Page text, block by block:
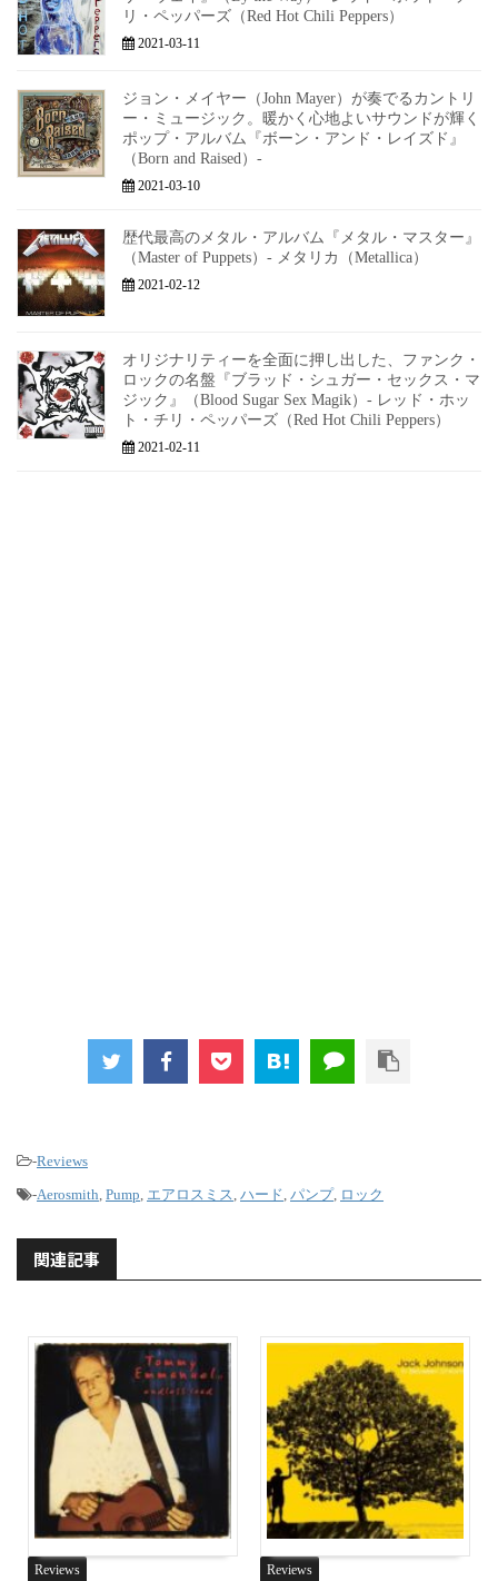
リ・ペッパーズ（Red Hot Chili Peppers）
2021-03-11
ジョン・メイヤー（John Mayer）が奏でるカントリ
ー・ミュージック。暖かく心地よいサウンドが輝く
ポップ・アルバム『ボーン・アンド・レイズド』
（Born and Raised）-
2021-03-10
歴代最高のメタル・アルバム『メタル・マスター』
（Master of Puppets）- メタリカ（Metallica）
2021-02-12
オリジナリティーを全面に押し出した、ファンク・
ロックの名盤『ブラッド・シュガー・セックス・マ
ジック』（Blood Sugar Sex Magik）- レッド・ホッ
ト・チリ・ペッパーズ（Red Hot Chili Peppers）
2021-02-11
-Reviews
-Aerosmith Pump エアロスミス ハード パンプ, ロック
関連記事
Reviews Reviews